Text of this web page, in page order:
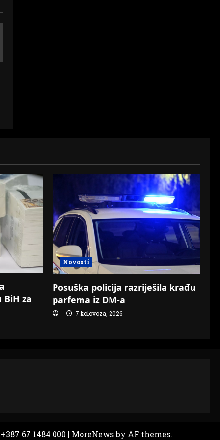
za
Novosti
Posuška policija razriješila krađu
parfema iz DM-a
7 kolovoza, 2026
67 1484 000 | MoreNewsby AF themes.